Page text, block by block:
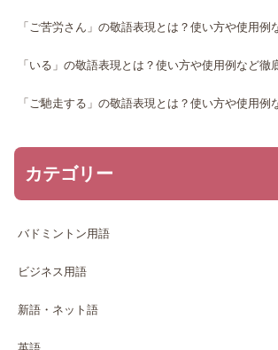
「ご苦労さん」の敬語表現とは？使い方や使用例
「いる」の敬語表現とは？使い方や使用例など徹
「ご馳走する」の敬語表現とは？使い方や使用例
カテゴリー
バドミントン用語
ビジネス用語
新語・ネット語